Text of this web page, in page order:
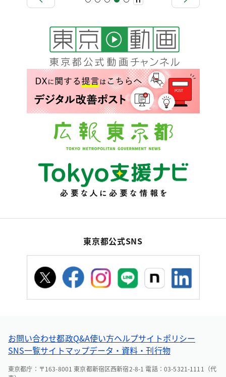
東京都公式SNS
お問い合わせ都政Q&A使い方ヘルプサイトポリシー
SNS一覧サイトマップデータ・資料・刊行物
東京都庁：〒163-8001 東京都新宿区西新宿2-8-1 電話：03-5321-1111（代